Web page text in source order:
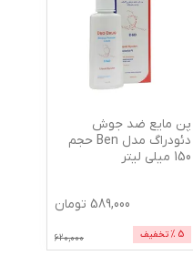
پن مایع ضد جوش
دئودراگ مدل Ben حجم
150 میلی لیتر
589,000 تومان
5 % تخفیف 620,000